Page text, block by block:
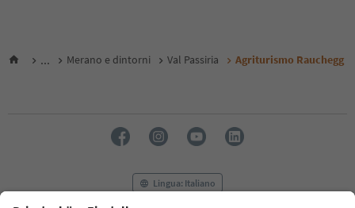
... Merano e dintorni Val Passiria Agriturismo Rauchegg
Lingua: Italiano